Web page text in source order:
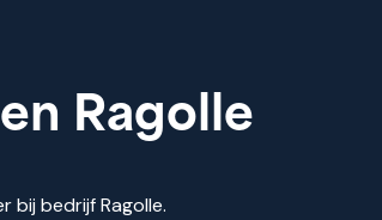
Ragolle
bij bedrijf Ragolle.